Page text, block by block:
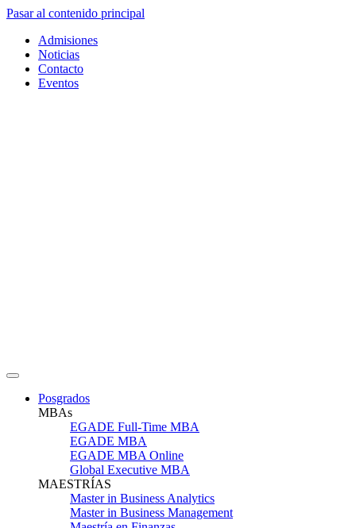
Pasar al contenido principal
Admisiones
Noticias
Contacto
Eventos
Posgrados
MBAs
EGADE Full-Time MBA
EGADE MBA
EGADE MBA Online
Global Executive MBA
MAESTRÍAS
Master in Business Analytics
Master in Business Management